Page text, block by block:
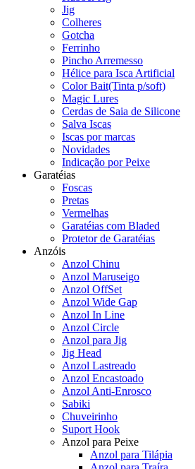
Jig
Colheres
Gotcha
Ferrinho
Pincho Arremesso
Hélice para Isca Artificial
Color Bait(Tinta p/soft)
Magic Lures
Cerdas de Saia de Silicone
Salva Iscas
Iscas por marcas
Novidades
Indicação por Peixe
Garatéias
Foscas
Pretas
Vermelhas
Garatéias com Bladed
Protetor de Garatéias
Anzóis
Anzol Chinu
Anzol Maruseigo
Anzol OffSet
Anzol Wide Gap
Anzol In Line
Anzol Circle
Anzol para Jig
Jig Head
Anzol Lastreado
Anzol Encastoado
Anzol Anti-Enrosco
Sabiki
Chuveirinho
Suport Hook
Anzol para Peixe
Anzol para Tilápia